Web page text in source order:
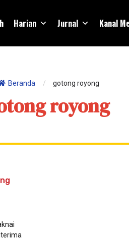
Harian Jurnal Kanal
Beranda / gotong royong
royong